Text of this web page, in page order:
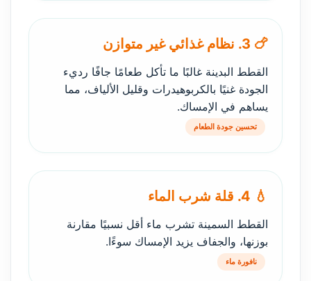
🍗 3. نظام غذائي غير متوازن
القطط البدينة غالبًا ما تأكل طعامًا جافًا رديء
الجودة غنيًا بالكربوهيدرات وقليل الألياف، مما
يساهم في الإمساك.
تحسين جودة الطعام
💧 4. قلة شرب الماء
القطط السمينة تشرب ماء أقل نسبيًا مقارنة
بوزنها، والجفاف يزيد الإمساك سوءًا.
نافورة ماء